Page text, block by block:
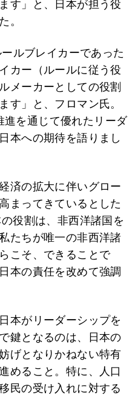
す」と、日本が担う役
。
ルブレイカーであった
カー（ルールに従う役
メーカーとしての役割
す」と、フロマン氏。
進を通じて優れたリーダ
本への期待を語りまし
済の拡大に伴いグロー
まってきているとした
役割は、非西洋諸国を
たちが唯一の非西洋諸
こそ、できることで
本の責任を改めて強調
本がリーダーシップを
鍵となるのは、日本の
げとなりかねない特有
めること。特に、人口
民の受け入れに対する